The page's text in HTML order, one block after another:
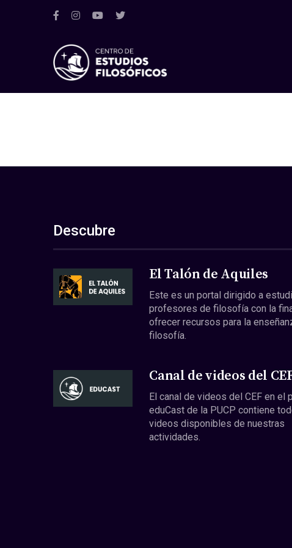
Descubre
El Talón de Aquiles
Este es un portal dirigido a
profesores de filosofía con la
ofrecer recursos para la
filosofía.
Canal de videos del
El canal de videos del CEF en el
eduCast de la PUCP contiene
videos disponibles de nuestras
actividades.